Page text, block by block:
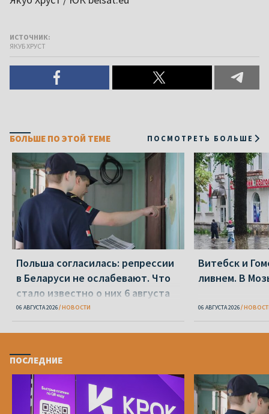
ИСТОЧНИК:
ЯКУБ ХРУСТ
БОЛЬШЕ ПО ЭТОЙ ТЕМЕ ПОСМОТРЕТЬ БОЛЬШЕ
Польша согласилась: репрессии
в Беларуси не ослабевают. Что
стало известно о них 6 августа
06 АВГУСТА 2026 НОВОСТИ
Витебск и
ливнем. В
06 АВГУСТА 2026
ПОСЛЕДНИЕ